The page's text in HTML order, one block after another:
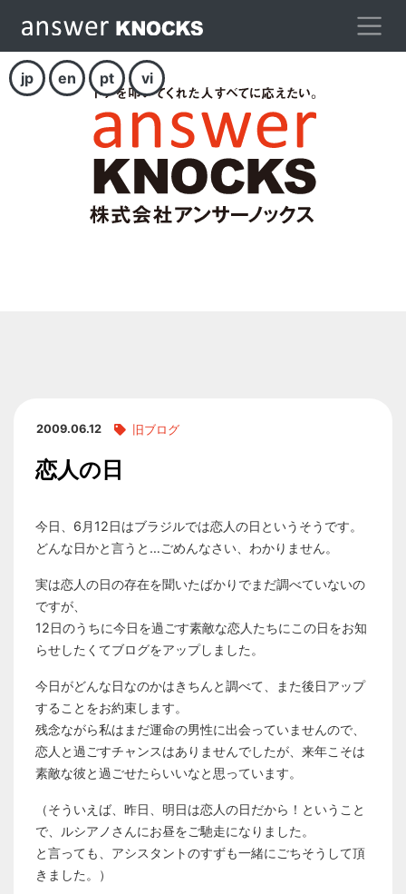
jp en pt vi
2009.06.12 旧ブログ
恋人の日
今日、6月12日はブラジルでは恋人の日というそうです。
どんな日かと言うと…ごめんなさい、わかりません。
実は恋人の日の存在を聞いたばかりでまだ調べていないの
ですが、
12日のうちに今日を過ごす素敵な恋人たちにこの日をお知
らせしたくてブログをアップしました。
今日がどんな日なのかはきちんと調べて、また後日アップ
することをお約束します。
残念ながら私はまだ運命の男性に出会っていませんので、
恋人と過ごすチャンスはありませんでしたが、来年こそは
素敵な彼と過ごせたらいいなと思っています。
（そういえば、昨日、明日は恋人の日だから！ということ
で、ルシアノさんにお昼をご馳走になりました。
と言っても、アシスタントのすずも一緒にごちそうして頂
きました。）